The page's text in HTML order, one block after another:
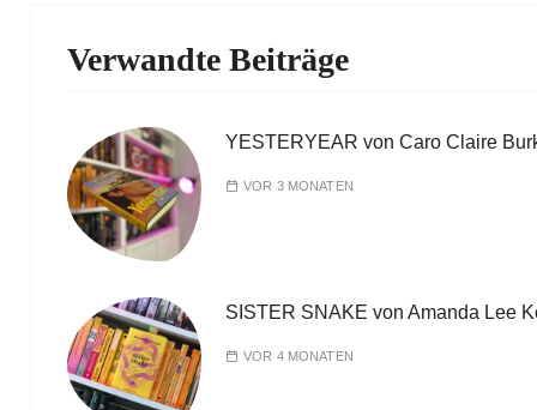
Verwandte Beiträge
YESTERYEAR von Caro Claire
VOR 3 MONATEN
SISTER SNAKE von Amanda Lee
VOR 4 MONATEN